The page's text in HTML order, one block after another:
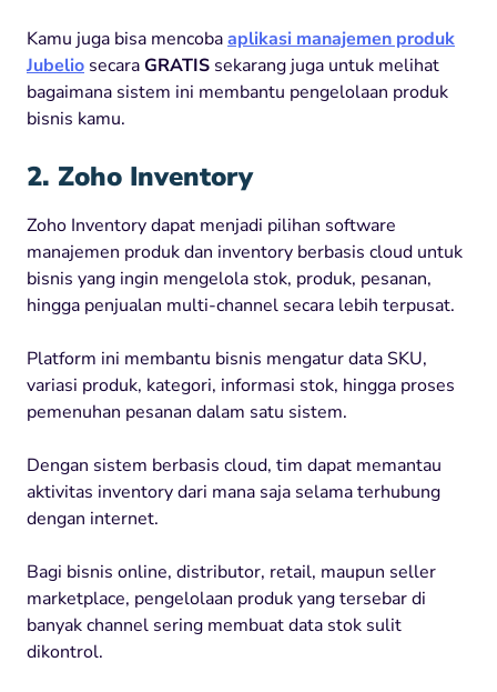
Kamu juga bisa mencobaaplikasi manajemen produk
Jubelio secaraGRATIS sekarang juga untuk melihat
bagaimana sistem ini membantu pengelolaan produk
bisnis kamu.
2. Zoho Inventory
Zoho Inventory dapat menjadi pilihan software
manajemen produk dan inventory berbasis cloud untuk
bisnis yang ingin mengelola stok, produk, pesanan,
hingga penjualan multi-channel secara lebih terpusat.
Platform ini membantu bisnis mengatur data SKU,
variasi produk, kategori, informasi stok, hingga proses
pemenuhan pesanan dalam satu sistem.
Dengan sistem berbasis cloud, tim dapat memantau
aktivitas inventory dari mana saja selama terhubung
dengan internet.
Bagi bisnis online, distributor, retail, maupun seller
marketplace, pengelolaan produk yang tersebar di
banyak channel sering membuat data stok sulit
dikontrol.